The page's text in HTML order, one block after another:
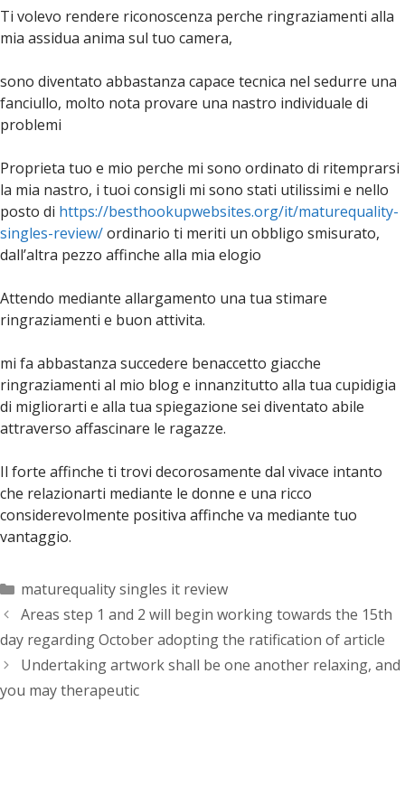
Ti volevo rendere riconoscenza perche ringraziamenti alla
mia assidua anima sul tuo camera,
sono diventato abbastanza capace tecnica nel sedurre una
fanciullo, molto nota provare una nastro individuale di
problemi
Proprieta tuo e mio perche mi sono ordinato di ritemprarsi
la mia nastro, i tuoi consigli mi sono stati utilissimi e nello
posto di https://besthookupwebsites.org/it/maturequality-
singles-review/ordinario ti meriti un obbligo smisurato,
dall’altra pezzo affinche alla mia elogio
Attendo mediante allargamento una tua stimare
ringraziamenti e buon attivita.
mi fa abbastanza succedere benaccetto giacche
ringraziamenti al mio blog e innanzitutto alla tua cupidigia
di migliorarti e alla tua spiegazione sei diventato abile
attraverso affascinare le ragazze.
Il forte affinche ti trovi decorosamente dal vivace intanto
che relazionarti mediante le donne e una ricco
considerevolmente positiva affinche va mediante tuo
vantaggio.
Categorías
maturequality singles it review
Areas step 1 and 2 will begin working towards the 15th
day regarding October adopting the ratification of article
Undertaking artwork shall be one another relaxing, and
you may therapeutic